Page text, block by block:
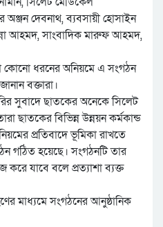
অঞ্জন দেবনাথ, ব্যবসায়ী হোসাইন
আহমদ, সাংবাদিক মারুফ আহমদ,
কোনো ধরনের অনিয়মে এ সংগঠন
বক্তারা।
সুবাদে ছাতকের অনেকে সিলেট
ছাতকের বিভিন্ন উন্নয়ন কর্মকান্ড
প্রতিবাদে ভূমিকা রাখতে
গঠিত হয়েছে। সংগঠনটি তার
করে যাবে বলে প্রত্যাশা ব্যক্ত
মাধ্যমে সংগঠনের আনুষ্ঠানিক